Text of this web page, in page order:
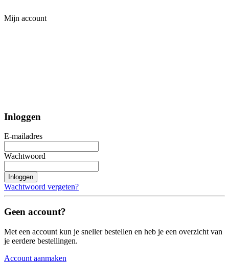
Mijn account
Inloggen
E-mailadres
Wachtwoord
Inloggen
Wachtwoord vergeten?
Geen account?
Met een account kun je sneller bestellen en heb je een overzicht van
je eerdere bestellingen.
Account aanmaken